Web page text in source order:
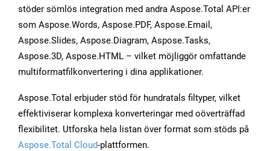
stöder sömlös integration med andra Aspose.Total API:er
som Aspose.Words, Aspose.PDF, Aspose.Email,
Aspose.Slides, Aspose.Diagram, Aspose.Tasks,
Aspose.3D, Aspose.HTML – vilket möjliggör omfattande
multiformatfilkonvertering i dina applikationer.
Aspose.Total erbjuder stöd för hundratals filtyper, vilket
effektiviserar komplexa konverteringar med oöverträffad
flexibilitet. Utforska hela listan över format som stöds på
Aspose.Total Cloud-plattformen.